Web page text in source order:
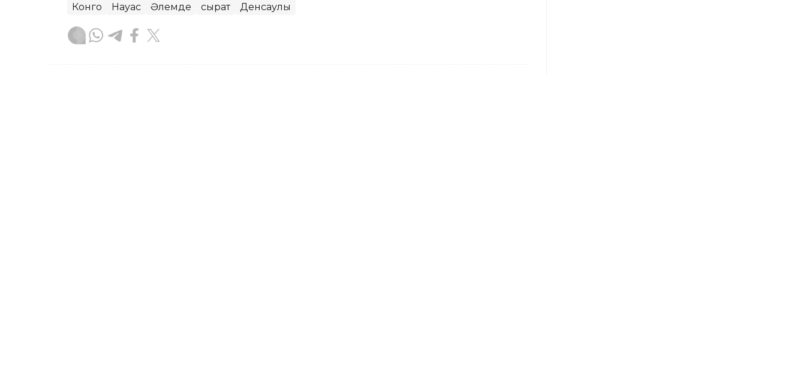
Конго Науқас Әлемде сырқат Денсаулық